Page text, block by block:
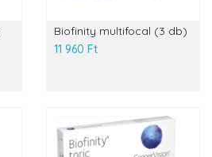
Biofinity multifocal (3 db)
11 960 Ft